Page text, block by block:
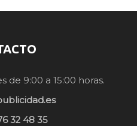
de 9:00 a 15:00 horas.
32 48 35